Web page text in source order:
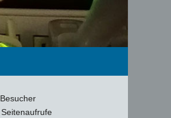
Besucher
Seitenaufrufe